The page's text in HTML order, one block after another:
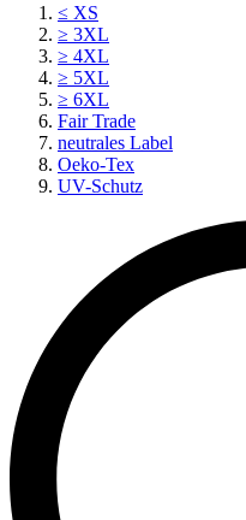
≤ XS
≥ 3XL
≥ 4XL
≥ 5XL
≥ 6XL
Fair Trade
neutrales Label
Oeko-Tex
UV-Schutz